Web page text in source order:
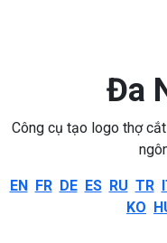
Đa
Công cụ tạo logo thợ
EN FR DE ES RU TR
KO